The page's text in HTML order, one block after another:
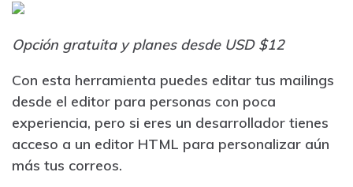
Opción gratuita y planes desde USD $12
Con esta herramienta puedes editar tus mailings
desde el editor para personas con poca
experiencia, pero si eres un desarrollador tienes
acceso a un editor HTML para personalizar aún
más tus correos.